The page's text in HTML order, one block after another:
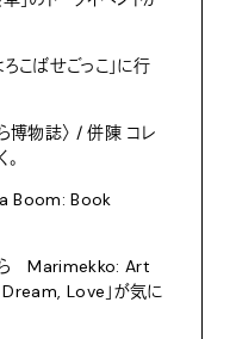
こばせごっこ」に行
博物誌〉 / 併陳 コレ
Boom: Book
ら Marimekko: Art
Love」が気に